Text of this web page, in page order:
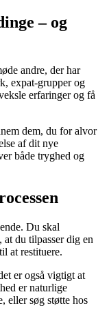
– og
andre, der har
expat-grupper og
erfaringer og få
dem, du for alvor
af dit nye
både tryghed og
Du skal
at du tilpasser dig en
at restituere.
er også vigtigt at
er naturlige
eller søg støtte hos